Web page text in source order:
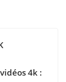
4k :